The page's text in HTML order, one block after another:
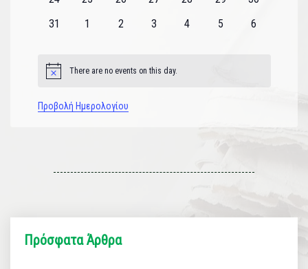
0
31
0
1
0
2
0
3
0
4
0
5
0
6
Notice There are no events on this day.
Προβολή Ημερολογίου
Πρόσφατα Άρθρα